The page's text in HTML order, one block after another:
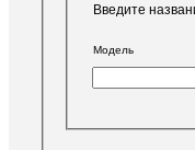
Введите
Модель